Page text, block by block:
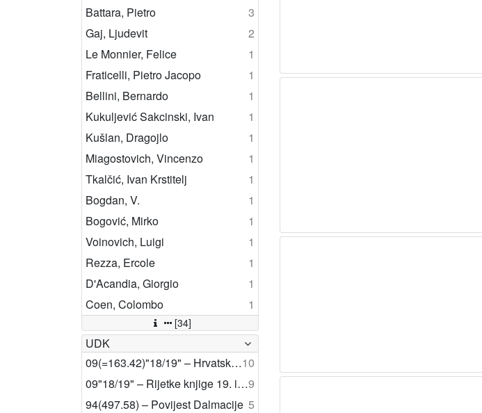
Battara, Pietro
3
Gaj, Ljudevit
2
Le Monnier, Felice
1
Fraticelli, Pietro Jacopo
1
Bellini, Bernardo
1
Kukuljević Sakcinski, Ivan
1
Kušlan, Dragojlo
1
Miagostovich, Vincenzo
1
Tkalčić, Ivan Krstitelj
1
Bogdan, V.
1
Bogović, Mirko
1
Voinovich, Luigi
1
Rezza, Ercole
1
D'Acandia, Giorgio
1
Coen, Colombo
1
[34]
UDK
09(=163.42)"18/19" – Hrvatske rijetke knjige 19. i 20. st.10
09"18/19" – Rijetke knjige 19. i 20. st.9
94(497.58) – Povijest Dalmacije 5